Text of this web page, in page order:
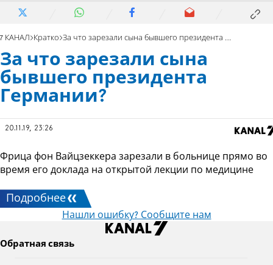
7 КАНАЛ Кратко За что зарезали сына бывшего президента Германии?
За что зарезали сына
бывшего президента
Германии?
20.11.19, 23:26
Фрица фон Вайцзеккера зарезали в больнице прямо во
время его доклада на открытой лекции по медицине
Подробнее
Нашли ошибку? Сообщите нам
Обратная связь